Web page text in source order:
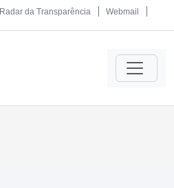
Radar da Transparência Webmail